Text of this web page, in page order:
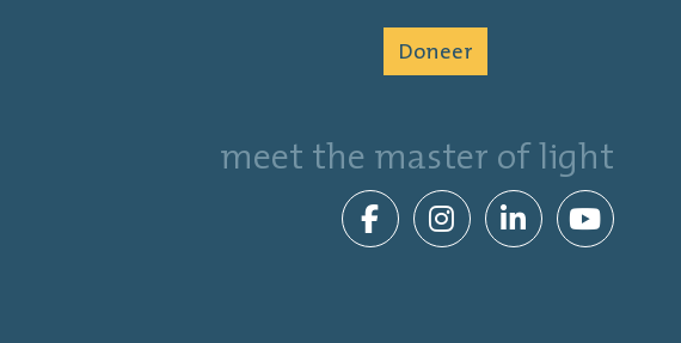
Doneer
meet the master of light